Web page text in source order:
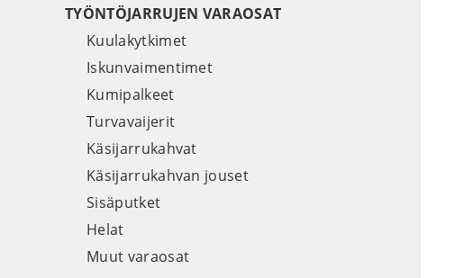
TYÖNTÖJARRUJEN VARAOSAT
Kuulakytkimet
Iskunvaimentimet
Kumipalkeet
Turvavaijerit
Käsijarrukahvat
Käsijarrukahvan jouset
Sisäputket
Helat
Muut varaosat